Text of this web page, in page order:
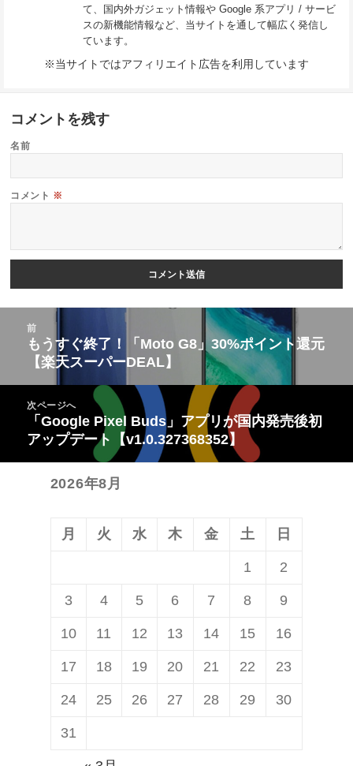
て、国内外ガジェット情報や Google 系アプリ / サービ
スの新機能情報など、当サイトを通して幅広く発信し
ています。
※当サイトではアフィリエイト広告を利用しています
コメントを残す
名前
コメント ※
ビ
前
前
の
投
稿:
もうすぐ終了！「Moto G8」30%ポイント還元
【楽天スーパーDEAL】
次ページへ
次
の
「Google Pixel Buds」アプリが国内発売後初
アップデート【v1.0.327368352】
2026年8月
月 火 水 木 金 土 日
1 2
3 4 5 6 7 8 9
10 11 12 13 14 15 16
17 18 19 20 21 22 23
24 25 26 27 28 29 30
31